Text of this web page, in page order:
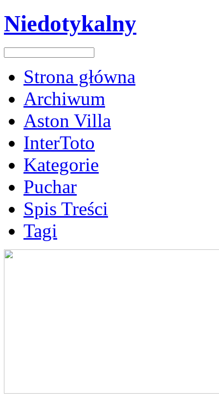
Niedotykalny
Strona główna
Archiwum
Aston Villa
InterToto
Kategorie
Puchar
Spis Treści
Tagi